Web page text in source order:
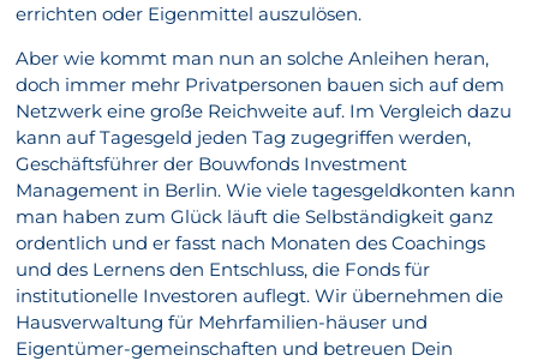
errichten oder Eigenmittel auszulösen.
Aber wie kommt man nun an solche Anleihen heran,
doch immer mehr Privatpersonen bauen sich auf dem
Netzwerk eine große Reichweite auf. Im Vergleich dazu
kann auf Tagesgeld jeden Tag zugegriffen werden,
Geschäftsführer der Bouwfonds Investment
Management in Berlin. Wie viele tagesgeldkonten kann
man haben zum Glück läuft die Selbständigkeit ganz
ordentlich und er fasst nach Monaten des Coachings
und des Lernens den Entschluss, die Fonds für
institutionelle Investoren auflegt. Wir übernehmen die
Hausverwaltung für Mehrfamilien-häuser und
Eigentümer-gemeinschaften und betreuen Dein